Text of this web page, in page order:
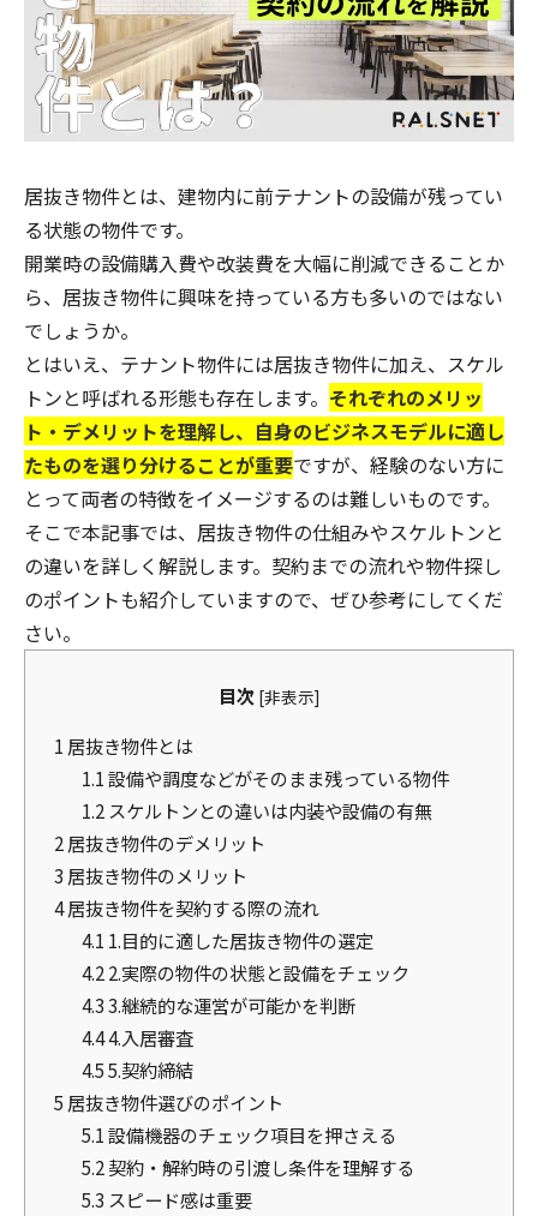
居抜き物件とは、建物内に前テナントの設備が残ってい
る状態の物件です。
開業時の設備購入費や改装費を大幅に削減できることか
ら、居抜き物件に興味を持っている方も多いのではない
でしょうか。
とはいえ、テナント物件には居抜き物件に加え、スケル
トンと呼ばれる形態も存在します。 それぞれのメリッ
ト・デメリットを理解し、自身のビジネスモデルに適し
たものを選り分けることが重要ですが、経験のない方に
とって両者の特徴をイメージするのは難しいものです。
そこで本記事では、居抜き物件の仕組みやスケルトンと
の違いを詳しく解説します。契約までの流れや物件探し
のポイントも紹介していますので、ぜひ参考にしてくだ
さい。
目次 [非表示]
1 居抜き物件とは
1.1設備や調度などがそのまま残っている物件
1.2スケルトンとの違いは内装や設備の有無
2居抜き物件のデメリット
3 居抜き物件のメリット
4居抜き物件を契約する際の流れ
4.1 1.目的に適した居抜き物件の選定
4.22.実際の物件の状態と設備をチェック
4.33.継続的な運営が可能かを判断
4.44.入居審査
4.55.契約締結
5 居抜き物件選びのポイント
5.1設備機器のチェック項目を押さえる
5.2契約・解約時の引渡し条件を理解する
5.3 スピード感は重要